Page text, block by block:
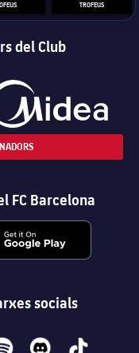
TROFEUS
del Club
FC Barcelona
socials
discord tiktok